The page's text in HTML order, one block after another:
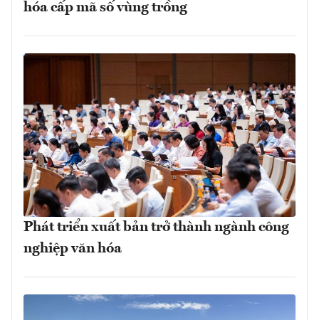
hóa cấp mã số vùng trồng
Phát triển xuất bản trở thành ngành công
nghiệp văn hóa